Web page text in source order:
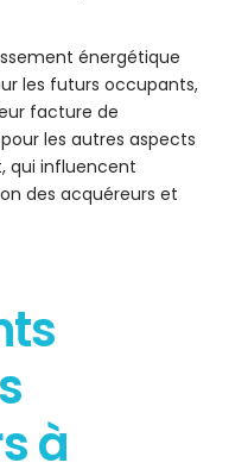
énergétique
les futurs occupants,
facture de
les autres aspects
qui influencent
des acquéreurs et
à